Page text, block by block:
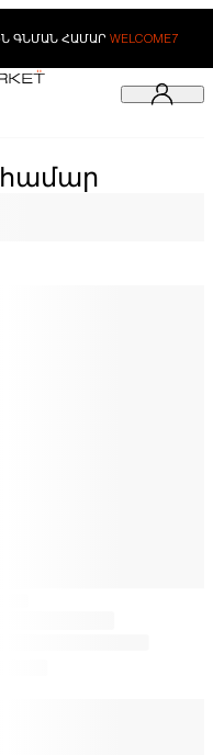
ԳՆՄԱՆ ՀԱՄԱՐ WELCOME7